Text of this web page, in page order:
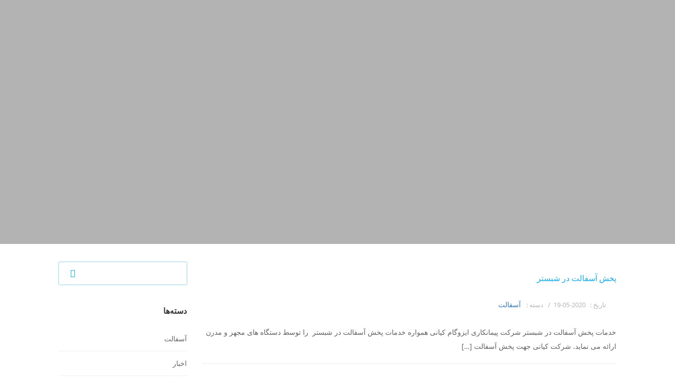
پخش آسفالت در شبستر
تاریخ : دسته : آسفالت
خدمات پخش آسفالت در شبستر شرکت پیمانکاری ایزوگام کیانی همواره خدمات پخش آسفالت در شبستر را توسط دستگاه های مجهز و مدرن
ارائه می نماید. شرکت کیانی جهت پخش آسفالت […]
دسته‌ها
آسفالت
اخبار